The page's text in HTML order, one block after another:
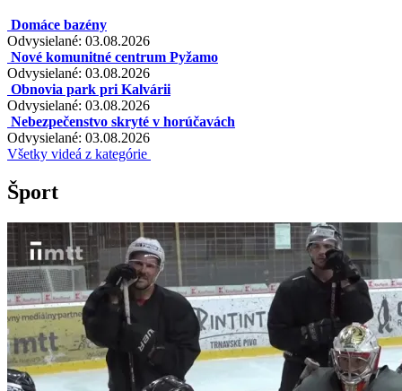
Domáce bazény
Odvysielané: 03.08.2026
Nové komunitné centrum Pyžamo
Odvysielané: 03.08.2026
Obnovia park pri Kalvárii
Odvysielané: 03.08.2026
Nebezpečenstvo skryté v horúčavách
Odvysielané: 03.08.2026
Všetky videá z kategórie
Šport